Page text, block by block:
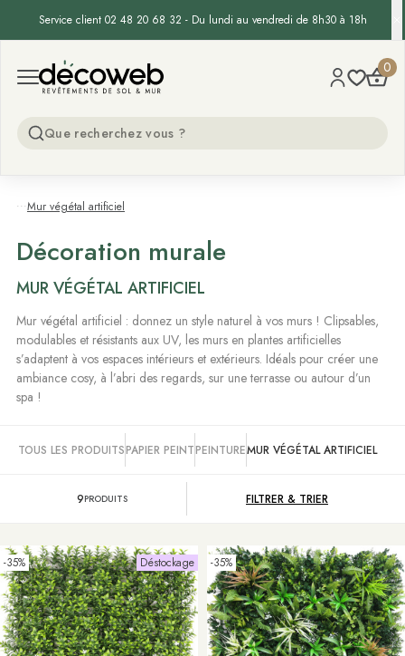
Service client 02 48 20 68 32 - Du lundi au vendredi de 8h30 à 18h
Open menu
Decoweb 0
...Mur végétal artificiel
Décoration murale
MUR VÉGÉTAL ARTIFICIEL
Mur végétal artificiel : donnez un style naturel à vos murs ! Clipsables,
modulables et résistants aux UV, les murs en plantes artificielles
s’adaptent à vos espaces intérieurs et extérieurs. Idéals pour créer une
ambiance cosy, à l’abri des regards, sur une terrasse ou autour d’un
spa !
TOUS LES PRODUITSPAPIER PEINTPEINTUREMUR VÉGÉTAL ARTIFICIEL
9PRODUITS FILTRER & TRIER
-35% Déstockage -35%